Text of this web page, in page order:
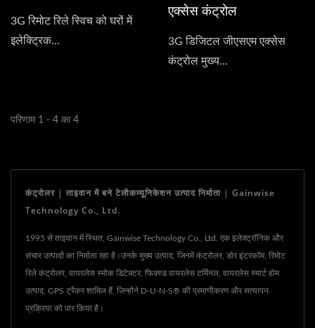
3G रिमोट रिले स्विच को घरों में
इलेक्ट्रिक...
एक्सेस कंट्रोल
3G डिजिटल जीएसएम एक्सेस
कंट्रोल मुख्य...
परिणाम 1 - 4 का 4
कंट्रोलर | ताइवान में बने टेलीकम्यूनिकेशन उत्पाद निर्माता | Gainwise
Technology Co., Ltd.
1995 से ताइवान में स्थित, Gainwise Technology Co., Ltd. एक इलेक्ट्रॉनिक और
संचार उत्पादों का निर्माता रहा है।उनके मुख्य उत्पाद, जिनमें कंट्रोलर, डोर इंटरकॉम, रिमोट
रिले कंट्रोलर, वायरलेस स्मोक डिटेक्टर, फिक्स्ड वायरलेस टर्मिनल, वायरलेस स्मार्ट होम
उत्पाद, GPS ट्रैकर शामिल हैं, जिन्होंने D-U-N-S® की प्रमाणीकरण और सत्यापन
प्रक्रिया को पार किया है।